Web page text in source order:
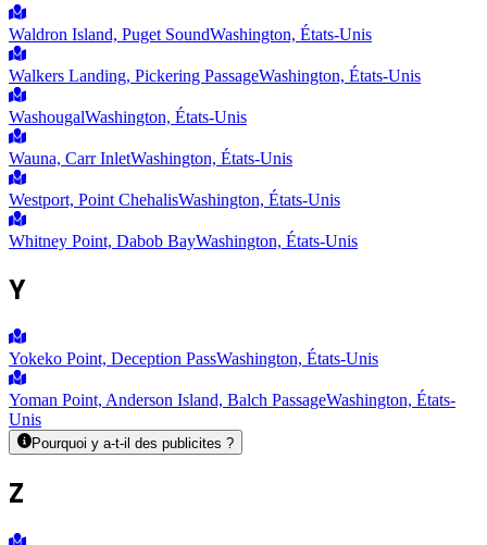
Waldron Island, Puget SoundWashington, États-Unis
Walkers Landing, Pickering PassageWashington, États-Unis
WashougalWashington, États-Unis
Wauna, Carr InletWashington, États-Unis
Westport, Point ChehalisWashington, États-Unis
Whitney Point, Dabob BayWashington, États-Unis
Y
Yokeko Point, Deception PassWashington, États-Unis
Yoman Point, Anderson Island, Balch PassageWashington, États-
Unis
Pourquoi y a-t-il des publicites ?
Z